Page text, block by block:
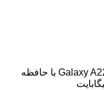
گوشی موبایل سامسونگ مدل Galaxy A22 5G با حافظه